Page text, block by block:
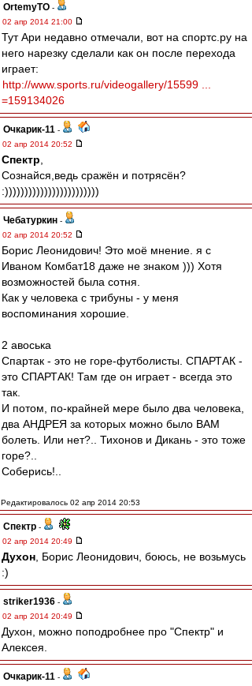
OrtemyTO -
02 апр 2014 21:00
Тут Ари недавно отмечали, вот на спортс.ру на
него нарезку сделали как он после перехода
играет:
http://www.sports.ru/videogallery/15599 ...
=159134026
Очкарик-11 -
02 апр 2014 20:52
Спектр
Сознайся,ведь сражён и потрясён?
:))))))))))))))))))))))))
Чебатуркин -
02 апр 2014 20:52
Борис Леонидович! Это моё мнение. я с
Иваном Комбат18 даже не знаком ))) Хотя
возможностей была сотня.
Как у человека с трибуны - у меня
воспоминания хорошие.
2 авоська
Спартак - это не горе-футболисты. СПАРТАК -
это СПАРТАК! Там где он играет - всегда это
так.
И потом, по-крайней мере было два человека,
два АНДРЕЯ за которых можно было ВАМ
болеть. Или нет?.. Тихонов и Дикань - это тоже
горе?..
Соберись!..
Редактировалось 02 апр 2014 20:53
Спектр -
02 апр 2014 20:49
Духон , Борис Леонидович, боюсь, не возьмусь
:)
striker1936 -
02 апр 2014 20:49
Духон, можно поподробнее про "Спектр" и
Алексея.
Очкарик-11 -